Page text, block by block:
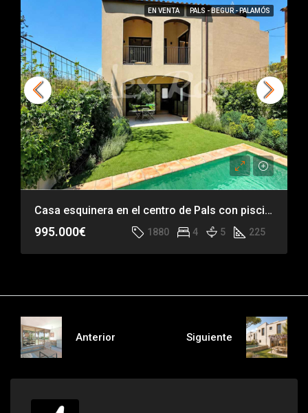
EN VENTA PALS - BEGUR - PALAMÓS
Casa esquinera en el centro de Pals con piscina privada
995.000€ 1880 4 5 225
Anterior Siguiente